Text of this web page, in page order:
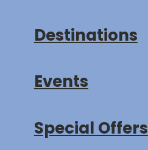
Destinations
Events
Special Offers